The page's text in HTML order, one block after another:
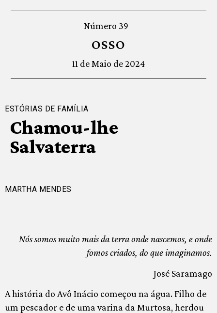
Número 39
OSSO
11 de Maio de 2024
ESTÓRIAS DE FAMÍLIA
Chamou-lhe
Salvaterra
MARTHA MENDES
Nós somos muito mais da terra onde nascemos, e onde
fomos criados, do que imaginamos.
José Saramago
A história do Avô Inácio começou na água. Filho de
um pescador e de uma varina da Murtosa, herdou